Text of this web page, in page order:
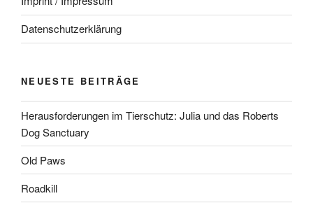
Datenschutzerklärung
NEUESTE BEITRÄGE
Herausforderungen im Tierschutz: Julia und das Roberts
Dog Sanctuary
Old Paws
Roadkill